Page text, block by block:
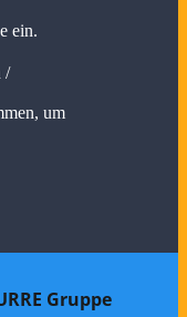
ein.
/
um
Gruppe